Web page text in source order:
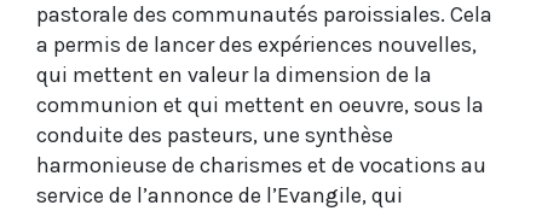
pastorale des communautés paroissiales. Cela
a permis de lancer des expériences nouvelles,
qui mettent en valeur la dimension de la
communion et qui mettent en oeuvre, sous la
conduite des pasteurs, une synthèse
harmonieuse de charismes et de vocations au
service de l’annonce de l’Evangile, qui